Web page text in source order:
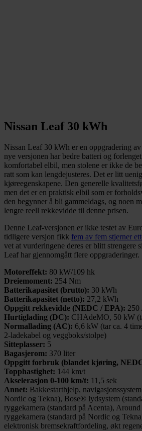
Nissan Leaf 30 kWh
Nissan Leaf 30 kWh er en oppgradering av
nye versjonen har bedre batteri og
komfortabel elbil, men stolene er ikke de
ratt som kan lengdejusteres. Det er litt
kjøreegenskapene. Den generelle
men det er en praktisk elbil som er
den begynner å bli gammeldags, og noen
lengre reell rekkevidde til denne prisen.
Denne Leaf-versjonen er ikke testet av
tidligere versjon fikk fem av fem stjerner
vet at vurderingene deres er blitt strengere
Leaf har gjennomgått flere oppgraderinger.
Motoreffekt: 80 kW/109 hk
Dreiemoment: 254 Nm
Batterikapasitet (brutto): 30 kWh
Batterikapasitet (netto): 27,2 kWh
Oppgitt rekkevidde (NEDC / EPA): 250
Hurtiglading (DC): CHAdeMO, 50 kW
Normallading (AC): 6,6 kW (tar ca. 4
2-ladekabel og veggboks/stolpe)
Sitteplasser: 5
Bagasjerom: 370 liter
Oppgitt forbruk (blandet kjøring,
Topphastighet: 144 km/t
Akselerasjon 0-100 km/t: 11,5 sek
Annet: Bakkestarthjelp,
Nordic og Tekna), Bose® lydsystem
ryggekamera (standard på Acenta),
ryggekamera (standard på Nordic og
elektronisk bremsekraftfordeling, økt